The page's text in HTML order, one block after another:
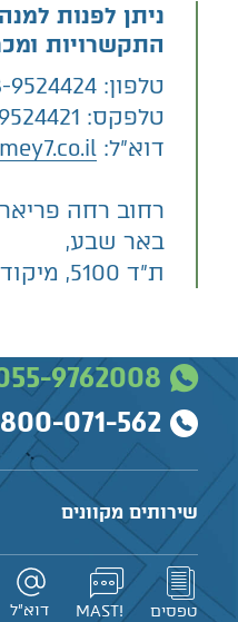
ניתן לפנות
התקשרויות
טלפון: 08-9524424
טלפקס: 08-9524421
דוא”ל:
באר שבע,
ת”ד 5100, מיקוד 8489442
9762008
071-562
שירותים מקוונים
טפסים !MAST דוא"ל